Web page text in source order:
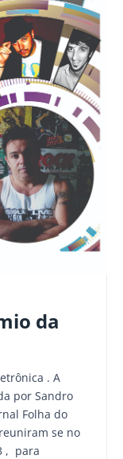
da
. A
por Sandro
Folha do
se no
, para